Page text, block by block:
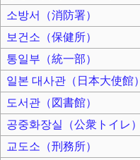
소방서（消防署）
보건소（保健所）
통일부（統一部）
일본 대사관（日本大使館）
도서관（図書館）
공중화장실（公衆トイレ）
교도소（刑務所）